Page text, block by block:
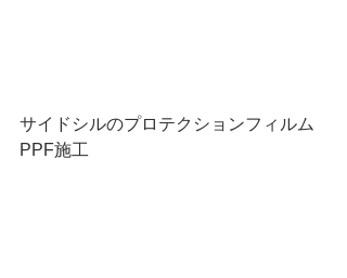
サイドシルのプロテクションフィルム
PPF施工